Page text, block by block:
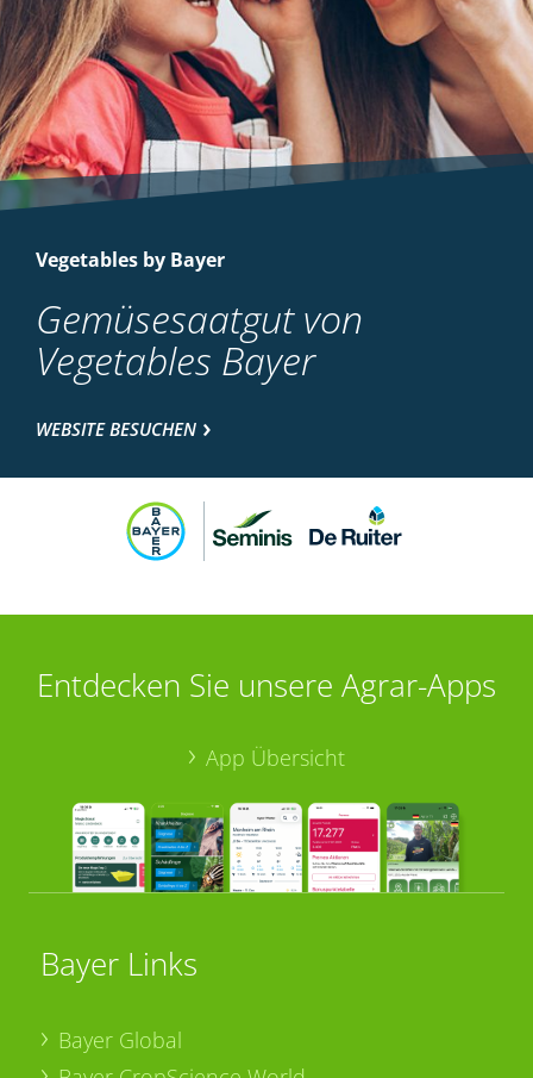
Vegetables by Bayer
Gemüsesaatgut von
Vegetables Bayer
WEBSITE BESUCHEN
Entdecken Sie unsere Agrar-Apps
App Übersicht
Bayer Links
Bayer Global